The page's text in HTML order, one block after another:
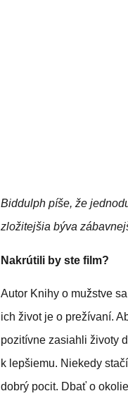
Biddulph píše, že
zložitejšia býva
Nakrútili by ste film?
Autor Knihy o mužstve
ich život je o prežívaní.
pozitívne zasiahli životy
k lepšiemu. Niekedy
dobrý pocit. Dbať o